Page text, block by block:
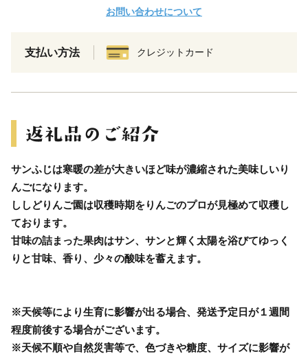
お問い合わせについて
支払い方法 クレジットカード
サンふじは寒暖の差が大きいほど味が濃縮された美味しいり
んごになります。
ししどりんご園は収穫時期をりんごのプロが見極めて収穫し
ております。
甘味の詰まった果肉はサン、サンと輝く太陽を浴びてゆっく
りと甘味、香り、少々の酸味を蓄えます。
※天候等により生育に影響が出る場合、発送予定日が１週間
程度前後する場合がございます。
※天候不順や自然災害等で、色づきや糖度、サイズに影響が